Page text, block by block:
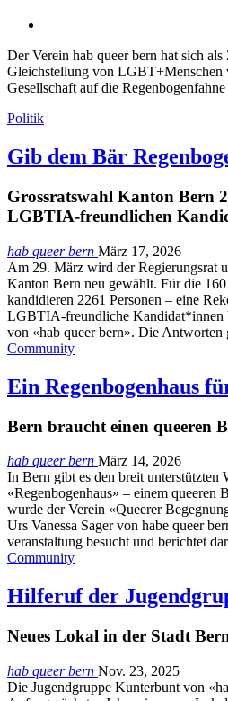
Der Verein hab queer bern hat sich
Gleichstellung von LGBT+Menschen
Gesellschaft auf die Regenbogenfahne
Politik
Gib dem Bär
Grossratswahl Kanton Bern
LGBTIA-freundlichen
hab queer bern März 17, 2026
Am 29. März wird der Regierungsrat
Kanton Bern neu gewählt. Für die
kandidieren 2261 Personen – eine
LGBTIA-freundliche Kandidat*innen
von «hab queer bern». Die Antworten
Community
Ein Regenbogenhaus
Bern braucht einen queeren
hab queer bern März 14, 2026
In Bern gibt es den breit unterstützten
«Regenbogenhaus» – einem queeren
wurde der Verein «Queerer
Urs Vanessa Sager von habe queer
veranstaltung besucht und berichtet
Community
Hilferuf der
Neues Lokal in der Stadt
hab queer bern Nov. 23, 2025
Die Jugendgruppe Kunterbunt von